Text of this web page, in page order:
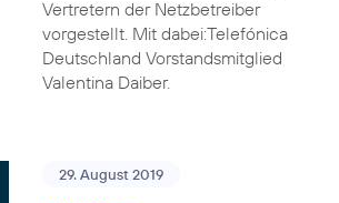
Vertretern der Netzbetreiber
vorgestellt. Mit dabei:Telefónica
Deutschland Vorstandsmitglied
Valentina Daiber.
29. August 2019